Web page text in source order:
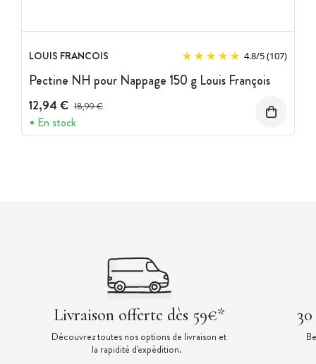
LOUIS FRANCOIS 4.8/5(107)
Pectine NH pour Nappage 150 g Louis François
12,94 € Prix avant réduction :
18,99 €
En stock
Livraison offerte dès 59€*
Découvrez toutes nos options de livraison et
la rapidité d'expédition.